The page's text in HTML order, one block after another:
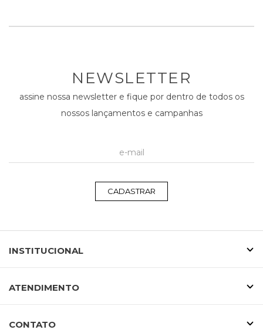
NEWSLETTER
assine nossa newsletter e fique por dentro de todos os
nossos lançamentos e campanhas
CADASTRAR
INSTITUCIONAL
ATENDIMENTO
CONTATO